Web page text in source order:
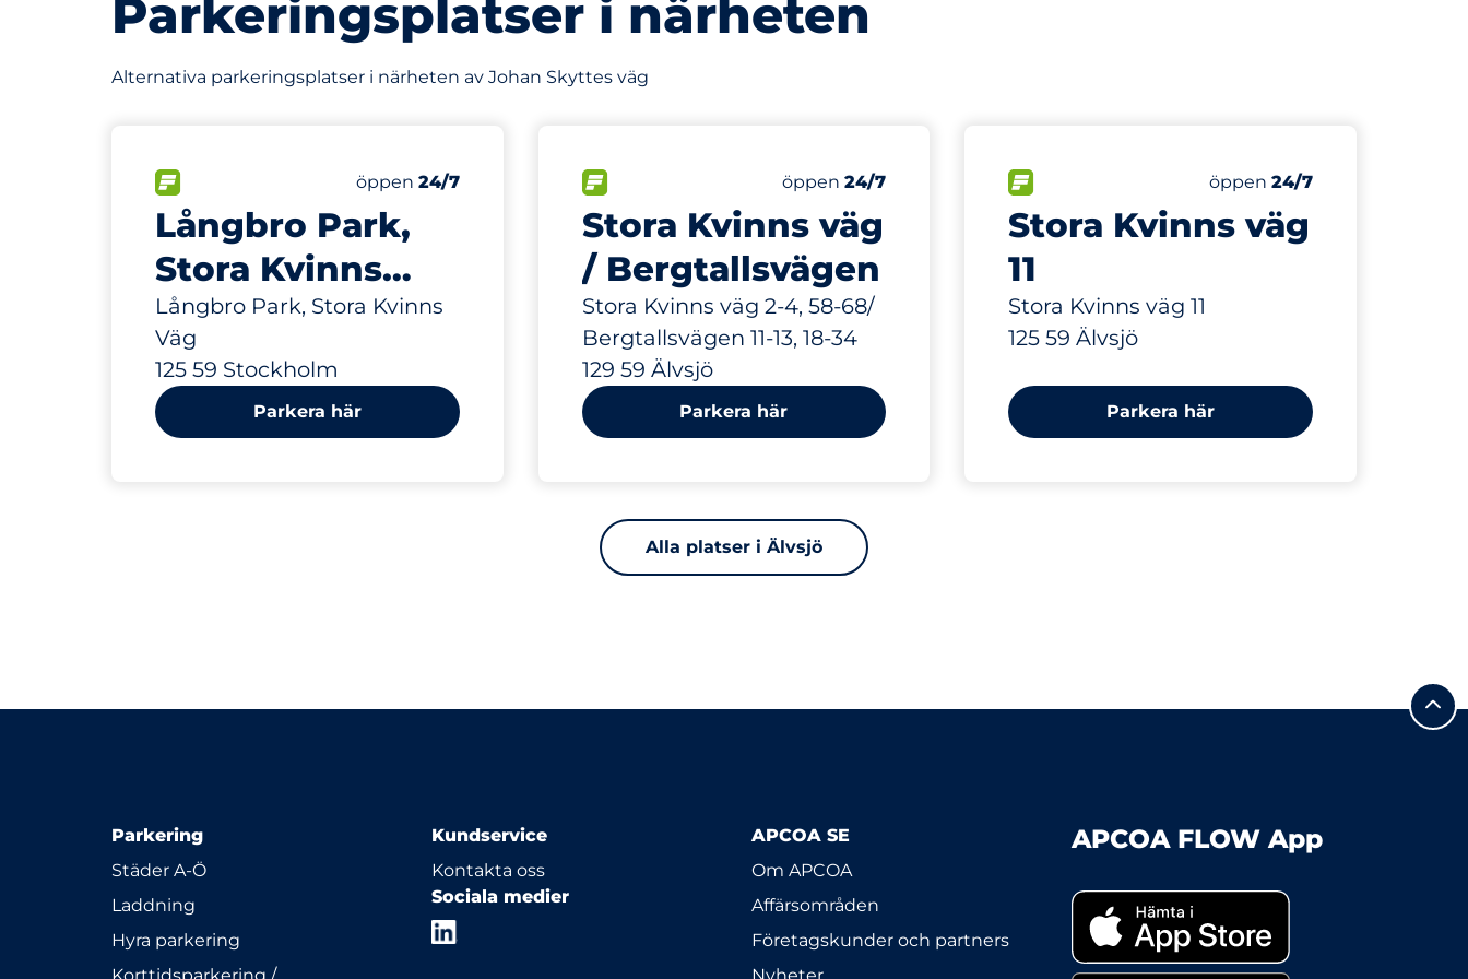
Parkeringsplatser i närheten
Alternativa parkeringsplatser i närheten av Johan Skyttes väg
Långbro Park,
Stora Kvinns
Väg
Långbro Park, Stora Kvinns
Väg
125 59 Stockholm
Antal parkeringsplatser:
Totalt antal platser
Fredag
öppen 24/7
368 m
Parkera här
Stora Kvinns väg
/ Bergtallsvägen
Stora Kvinns väg 2-4, 58-68/
Bergtallsvägen 11-13, 18-34
129 59 Älvsjö
Antal parkeringsplatser:
Totalt antal platser
Fredag
öppen24/7
399 m
Parkera här
Stora Kvinns väg
11
Stora Kvinns väg 11
125 59 Älvsjö
Antal parkeringsplatser:
Totalt antal platser
Fredag
öppen 24/7
546 m
Parkera här
Alla platser i Älvsjö
Parkering
Städer A-Ö
Laddning
Hyra parkering
Kundservice
Kontakta oss
Sociala medier
APCOA SE
Om APCOA
Affärsområden
Företagskunder och partners
APCOA FLOW App